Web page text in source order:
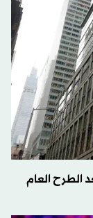
الطرح العام